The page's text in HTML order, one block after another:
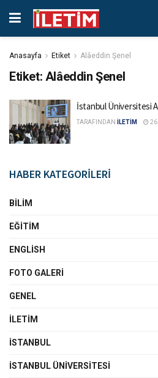
Anasayfa Etiket Alâeddin Şenel
Etiket: Alâeddin Şenel
İstanbul Üniversitesi
TARAFINDAN İLETİM 26
HABER KATEGORİLERİ
BILIM
EĞITIM
ENGLISH
FOTO GALERI
GENEL
İLETIM
İSTANBUL
İSTANBUL ÜNIVERSITESI